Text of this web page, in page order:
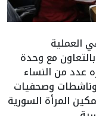
العملية
مع وحدة
عدد من النساء
وصحفيات
المرأة السورية